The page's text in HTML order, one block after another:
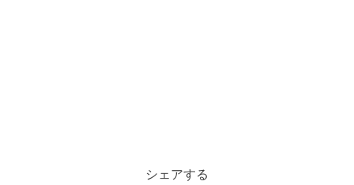
シェアする